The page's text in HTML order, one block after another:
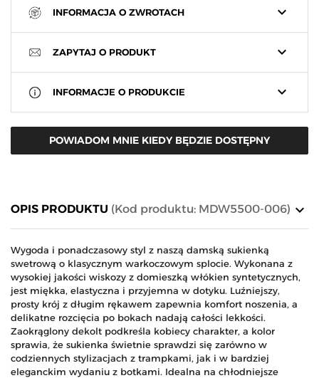
keyboard_arrow_down
INFORMACJA O ZWROTACH
keyboard_arrow_down
ZAPYTAJ O PRODUKT
keyboard_arrow_down
INFORMACJE O PRODUKCIE
POWIADOM MNIE KIEDY BĘDZIE DOSTĘPNY
keyboard_arrow_down
OPIS PRODUKTU (Kod produktu: MDW5500-006)
Wygoda i ponadczasowy styl z naszą damską sukienką
swetrową o klasycznym warkoczowym splocie. Wykonana z
wysokiej jakości wiskozy z domieszką włókien syntetycznych,
jest miękka, elastyczna i przyjemna w dotyku. Luźniejszy,
prosty krój z długim rękawem zapewnia komfort noszenia, a
delikatne rozcięcia po bokach nadają całości lekkości.
Zaokrąglony dekolt podkreśla kobiecy charakter, a kolor
sprawia, że sukienka świetnie sprawdzi się zarówno w
codziennych stylizacjach z trampkami, jak i w bardziej
eleganckim wydaniu z botkami. Idealna na chłodniejsze